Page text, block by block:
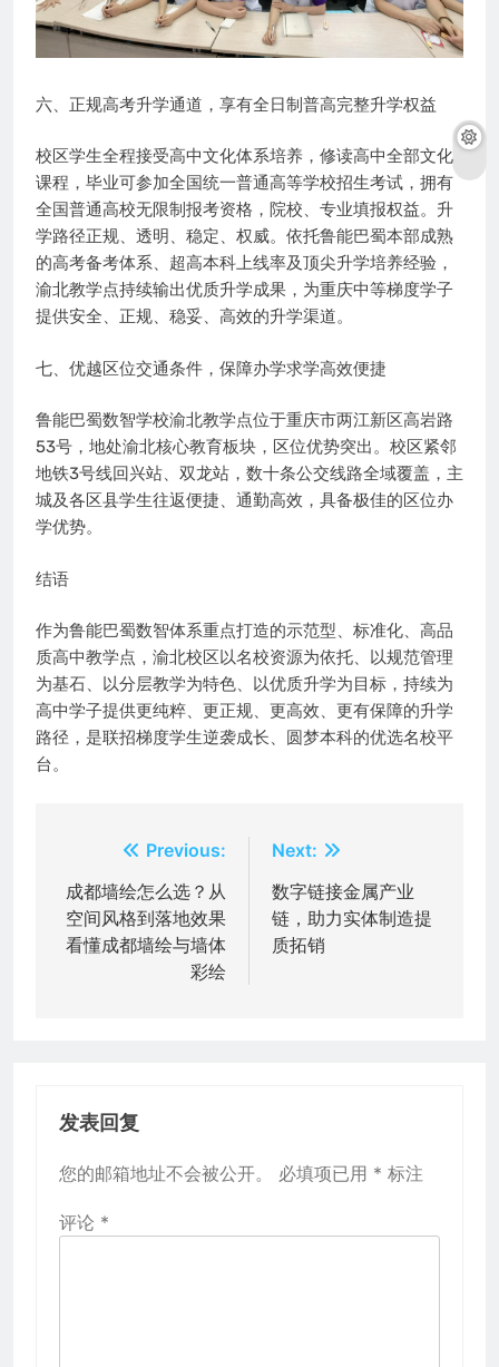
六、正规高考升学通道，享有全日制普高完整升学权益
校区学生全程接受高中文化体系培养，修读高中全部文化
课程，毕业可参加全国统一普通高等学校招生考试，拥有
全国普通高校无限制报考资格，院校、专业填报权益。升
学路径正规、透明、稳定、权威。依托鲁能巴蜀本部成熟
的高考备考体系、超高本科上线率及顶尖升学培养经验，
渝北教学点持续输出优质升学成果，为重庆中等梯度学子
提供安全、正规、稳妥、高效的升学渠道。
七、优越区位交通条件，保障办学求学高效便捷
鲁能巴蜀数智学校渝北教学点位于重庆市两江新区高岩路
53号，地处渝北核心教育板块，区位优势突出。校区紧邻
地铁3号线回兴站、双龙站，数十条公交线路全域覆盖，主
城及各区县学生往返便捷、通勤高效，具备极佳的区位办
学优势。
结语
作为鲁能巴蜀数智体系重点打造的示范型、标准化、高品
质高中教学点，渝北校区以名校资源为依托、以规范管理
为基石、以分层教学为特色、以优质升学为目标，持续为
高中学子提供更纯粹、更正规、更高效、更有保障的升学
路径，是联招梯度学生逆袭成长、圆梦本科的优选名校平
台。
章
导
Previous:
成都墙绘怎么选？从
空间风格到落地效果
看懂成都墙绘与墙体
彩绘
Next:
数字链接金属产业
链，助力实体制造提
质拓销
发表回复
您的邮箱地址不会被公开。 必填项已用 * 标注
评论 *